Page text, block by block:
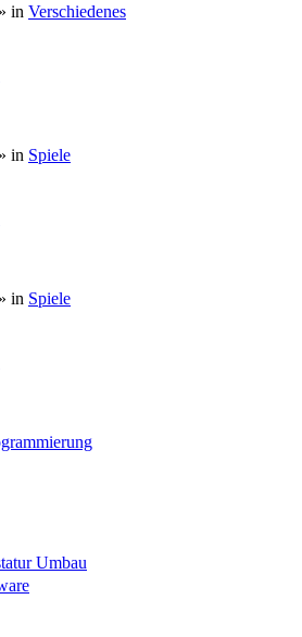
» in Verschiedenes
» in Spiele
» in Spiele
Umbau